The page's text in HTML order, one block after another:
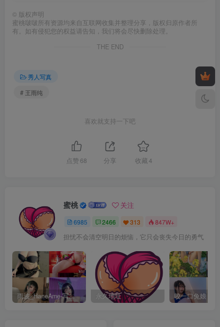
© 版权声明
蜜桃啵啵所有资源均来自互联网收集并整理分享，版权归原作者所
有。如有侵犯您的权益请告知，我们将会尽快删除处理。
THE END
秀人写真
# 王雨纯
喜欢就支持一下吧
点赞 68 分享 收藏4
蜜桃 关注
6985 2466 313 847W+
担忧不会清空明日的烦恼，它只会丧失今日的勇气
雨波_HaneAme-写真套图合集【持续更新中】 永久地址